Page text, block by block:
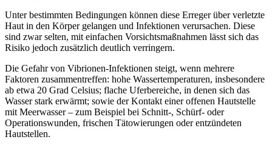
Unter bestimmten Bedingungen können diese Erreger über verletzte
Haut in den Körper gelangen und Infektionen verursachen. Diese
sind zwar selten, mit einfachen Vorsichtsmaßnahmen lässt sich das
Risiko jedoch zusätzlich deutlich verringern.
Die Gefahr von Vibrionen-Infektionen steigt, wenn mehrere
Faktoren zusammentreffen: hohe Wassertemperaturen, insbesondere
ab etwa 20 Grad Celsius; flache Uferbereiche, in denen sich das
Wasser stark erwärmt; sowie der Kontakt einer offenen Hautstelle
mit Meerwasser – zum Beispiel bei Schnitt-, Schürf- oder
Operationswunden, frischen Tätowierungen oder entzündeten
Hautstellen.